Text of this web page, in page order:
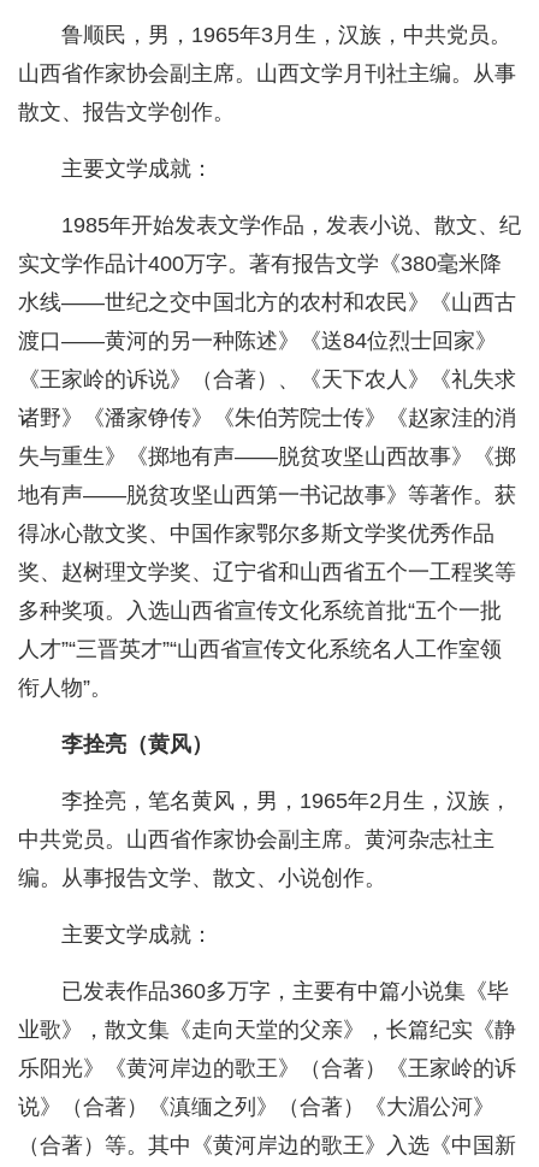
鲁顺民，男，1965年3月生，汉族，中共党员。
山西省作家协会副主席。山西文学月刊社主编。从事
散文、报告文学创作。
主要文学成就：
1985年开始发表文学作品，发表小说、散文、纪
实文学作品计400万字。著有报告文学《380毫米降
水线——世纪之交中国北方的农村和农民》《山西古
渡口——黄河的另一种陈述》《送84位烈士回家》
《王家岭的诉说》（合著）、《天下农人》《礼失求
诸野》《潘家铮传》《朱伯芳院士传》《赵家洼的消
失与重生》《掷地有声——脱贫攻坚山西故事》《掷
地有声——脱贫攻坚山西第一书记故事》等著作。获
得冰心散文奖、中国作家鄂尔多斯文学奖优秀作品
奖、赵树理文学奖、辽宁省和山西省五个一工程奖等
多种奖项。入选山西省宣传文化系统首批“五个一批
人才”“三晋英才”“山西省宣传文化系统名人工作室领
衔人物”。
李拴亮（黄风）
李拴亮，笔名黄风，男，1965年2月生，汉族，
中共党员。山西省作家协会副主席。黄河杂志社主
编。从事报告文学、散文、小说创作。
主要文学成就：
已发表作品360多万字，主要有中篇小说集《毕
业歌》，散文集《走向天堂的父亲》，长篇纪实《静
乐阳光》《黄河岸边的歌王》（合著）《王家岭的诉
说》（合著）《滇缅之列》（合著）《大湄公河》
（合著）等。其中《黄河岸边的歌王》入选《中国新